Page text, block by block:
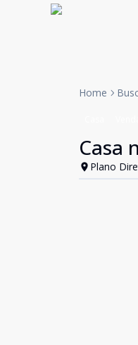
Home
Casa
Plano